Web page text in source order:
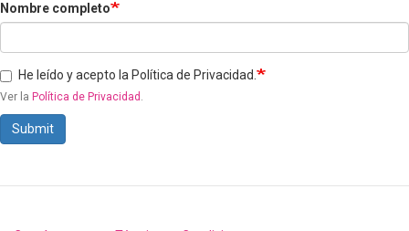
Nombre completo
He leído y acepto la Política de Privacidad.
Ver la Política de Privacidad .
Submit